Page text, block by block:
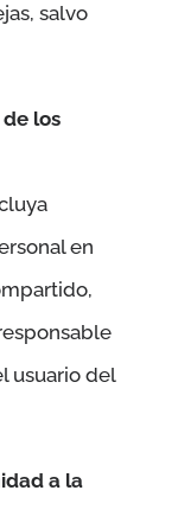
, salvo
los
en
usuario del
a la